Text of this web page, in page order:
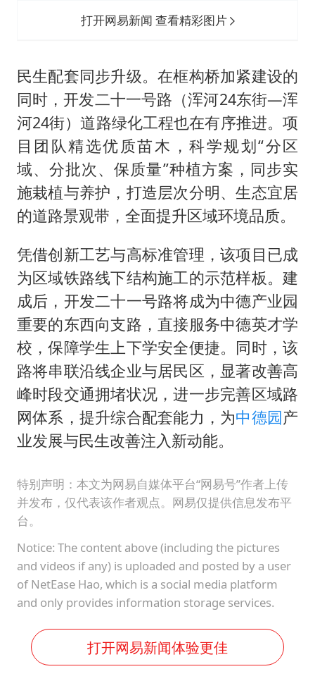
打开网易新闻 查看精彩图片
民生配套同步升级。在框构桥加紧建设的
同时，开发二十一号路（浑河24东街—浑
河24街）道路绿化工程也在有序推进。项
目团队精选优质苗木，科学规划“分区
域、分批次、保质量”种植方案，同步实
施栽植与养护，打造层次分明、生态宜居
的道路景观带，全面提升区域环境品质。
凭借创新工艺与高标准管理，该项目已成
为区域铁路线下结构施工的示范样板。建
成后，开发二十一号路将成为中德产业园
重要的东西向支路，直接服务中德英才学
校，保障学生上下学安全便捷。同时，该
路将串联沿线企业与居民区，显著改善高
峰时段交通拥堵状况，进一步完善区域路
网体系，提升综合配套能力，为中德园产
业发展与民生改善注入新动能。
特别声明：本文为网易自媒体平台“网易号”作者上传
并发布，仅代表该作者观点。网易仅提供信息发布平
台。
Notice: The content above (including the pictures
and videos if any) is uploaded and posted by a user
of NetEase Hao, which is a social media platform
and only provides information storage services.
打开网易新闻体验更佳